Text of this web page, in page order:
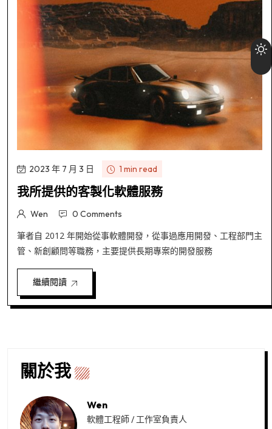
2023 年 7 月 3 日 1 min read
我所提供的客製化軟體服務
Wen 0 Comments
筆者自 2012 年開始從事軟體開發，從事過應用開發、工程部門主
管、新創顧問等職務，主要提供長期專案的開發服務
繼續閱讀
關於我
Wen
軟體工程師 / 工作室負責人